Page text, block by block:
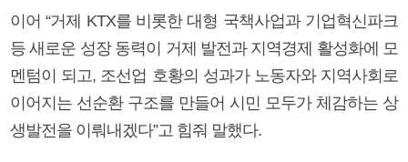
이어 “거제 KTX를 비롯한 대형 국책사업과 기업혁신파크
등 새로운 성장 동력이 거제 발전과 지역경제 활성화에 모
멘텀이 되고, 조선업 호황의 성과가 노동자와 지역사회로
이어지는 선순환 구조를 만들어 시민 모두가 체감하는 상
생발전을 이뤄내겠다”고 힘줘 말했다.